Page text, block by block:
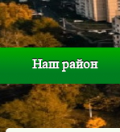
Наш район